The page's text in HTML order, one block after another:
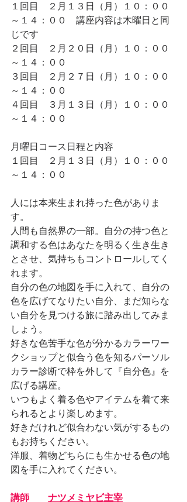
１回目　２月１３日（月）１０：００
～１４：００　講座内容は木曜日と同
じです
２回目　２月２０日（月）１０：００
～１４：００
３回目　２月２７日（月）１０：００
～１４：００
４回目　３月１３日（月）１０：００
～１４：００
月曜日コース日程と内容
１回目　２月１３日（月）１０：００
～１４：００
人には本来生まれ持った色がありま
す。
人間も自然界の一部。自分の持つ色と
調和する色はあなたを明るく生き生き
とさせ、気持ちもコントロールしてく
れます。
自分の色の地図を手に入れて、自分の
色を広げてなりたい自分、まだ知らな
い自分を見つける旅に踏み出してみま
しょう。
好きな色苦手な色が分かるカラーワー
クショップと似合う色を知るパーソル
カラー診断で枠を外して『自分色』を
広げる講座。
いつもよく着る色やアイテムを着て来
られるとより楽しめます。
好きだけれど似合わない気がするもの
もお持ちください。
洋服、着物どちらにも生かせる色の地
図を手に入れてください。
講師 ナツメミヤビ主宰